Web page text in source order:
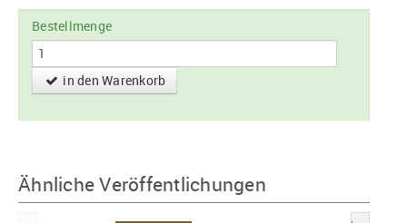
Bestellmenge
in den Warenkorb
Ähnliche Veröffentlichungen